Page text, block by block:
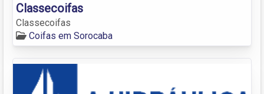
Classecoifas
Classecoifas
Coifas em Sorocaba